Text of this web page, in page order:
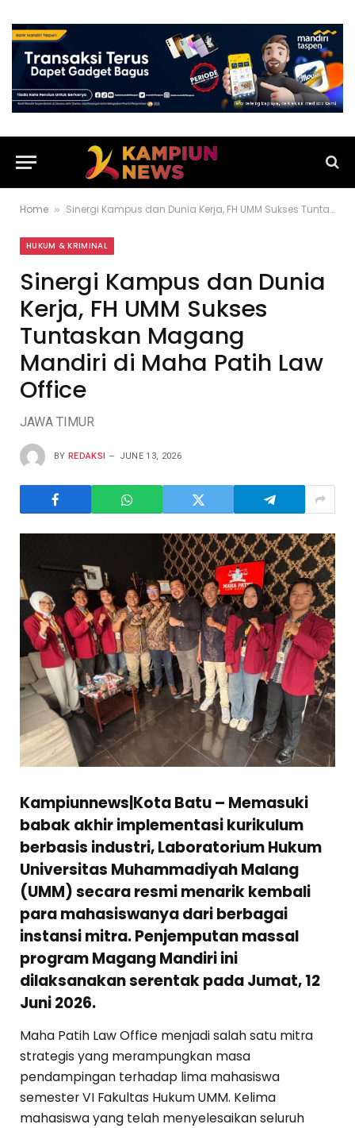
Home » Sinergi Kampus dan Dunia Kerja, FH UMM Sukses Tuntaskan Magang Mandiri di Maha Patih Law Office
HUKUM & KRIMINAL
Sinergi Kampus dan Dunia
Kerja, FH UMM Sukses
Tuntaskan Magang
Mandiri di Maha Patih Law
Office
JAWA TIMUR
BY REDAKSI JUNE 13, 2026
Kampiunnews|Kota Batu – Memasuki
babak akhir implementasi kurikulum
berbasis industri, Laboratorium Hukum
Universitas Muhammadiyah Malang
(UMM) secara resmi menarik kembali
para mahasiswanya dari berbagai
instansi mitra. Penjemputan massal
program Magang Mandiri ini
dilaksanakan serentak pada Jumat, 12
Juni 2026.
Maha Patih Law Office menjadi salah satu mitra
strategis yang merampungkan masa
pendampingan terhadap lima mahasiswa
semester VI Fakultas Hukum UMM. Kelima
mahasiswa yang telah menyelesaikan seluruh